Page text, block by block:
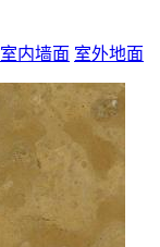
室内墙面 室外地面